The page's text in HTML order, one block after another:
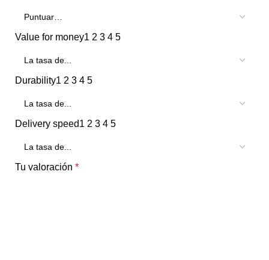
Value for money1 2 3 4 5
Durability1 2 3 4 5
Delivery speed1 2 3 4 5
Tu valoración *